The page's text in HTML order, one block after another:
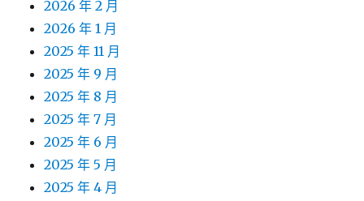
2026 年 2 月
2026 年 1 月
2025 年 11 月
2025 年 9 月
2025 年 8 月
2025 年 7 月
2025 年 6 月
2025 年 5 月
2025 年 4 月